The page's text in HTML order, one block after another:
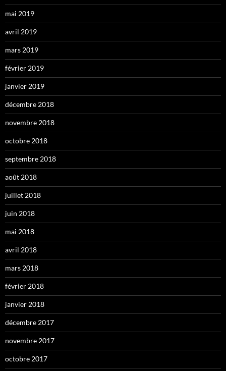
mai 2019
avril 2019
mars 2019
février 2019
janvier 2019
décembre 2018
novembre 2018
octobre 2018
septembre 2018
août 2018
juillet 2018
juin 2018
mai 2018
avril 2018
mars 2018
février 2018
janvier 2018
décembre 2017
novembre 2017
octobre 2017